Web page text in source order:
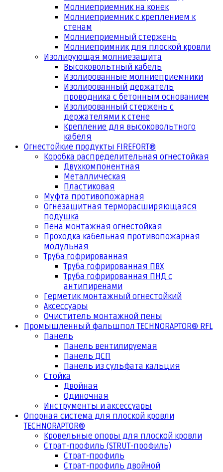
Молниеприемник на конек
Молниеприемник с креплением к
стенам
Молниеприемный стержень
Молниепримник для плоской кровли
Изолирующая молниезащита
Высоковольтный кабель
Изолированные молниеприемники
Изолированный держатель
проводника с бетонным основанием
Изолированный стержень с
держателями к стене
Крепление для высоковольтного
кабеля
Огнестойкие продукты FIREFORT®
Коробка распределительная огнестойкая
Двухкомпонентная
Металлическая
Пластиковая
Муфта противопожарная
Огнезащитная терморасширяющаяся
подушка
Пена монтажная огнестойкая
Проходка кабельная противопожарная
модульная
Труба гофрированная
Труба гофрированная ПВХ
Труба гофрированная ПНД с
антипиренами
Герметик монтажный огнестойкий
Аксессуары
Очиститель монтажной пены
Промышленный фальшпол TECHNORAPTOR® RFL
Панель
Панель вентилируемая
Панель ДСП
Панель из сульфата кальция
Стойка
Двойная
Одиночная
Инструменты и аксессуары
Опорная система для плоской кровли
TECHNORAPTOR®
Кровельные опоры для плоской кровли
Страт-профиль (STRUT-профиль)
Страт-профиль
Страт-профиль двойной